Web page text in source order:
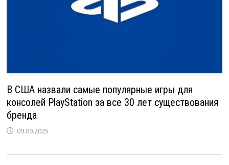
В США назвали самые популярные игры для
консолей PlayStation за все 30 лет существования
бренда
09.09.2025